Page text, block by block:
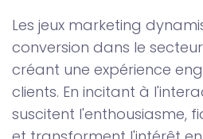
Les jeux marketing
conversion dans le
créant une expérience
clients. En incitant à
suscitent l'enthousiasme,